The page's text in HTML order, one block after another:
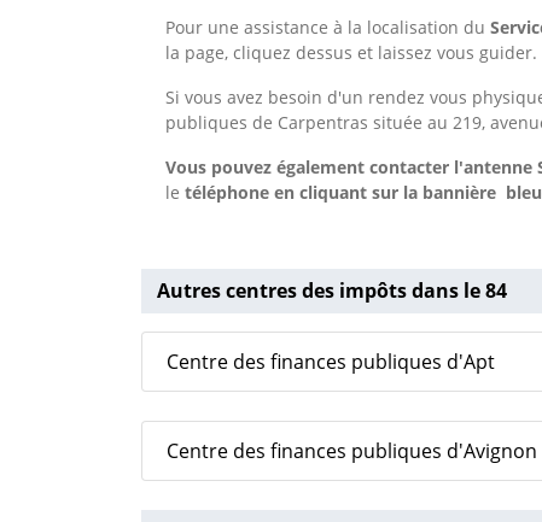
Pour une assistance à la localisation du
la page, cliquez dessus et laissez vous guider.
Si vous avez besoin d'un rendez vous
publiques de Carpentras située au 219,
Vous pouvez également contacter l'antenne
le téléphone en cliquant sur la bannière
Autres centres des impôts dans le 84
Centre des finances publiques d'Apt
Centre des finances publiques d'Avignon